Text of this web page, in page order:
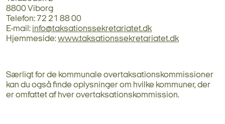
8800 Viborg
Telefon: 72 21 88 00
E-mail: info@taksationssekretariatet.dk
Hjemmeside:www.taksationssekretariatet.dk
Særligt for de kommunale overtaksationskommissioner
kan du også finde oplysninger om hvilke kommuner, der
er omfattet af hver overtaksationskommission.